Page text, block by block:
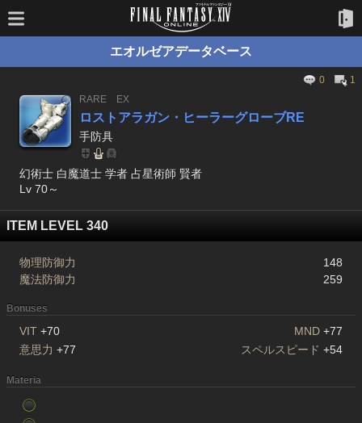
エオルゼアデータベース
0
1
RARE
EX
ロストアラガン・ヒーラーグローブRE
手防具
幻術士 白魔道士 学者 占星術師 賢者
Lv 70～
ITEM LEVEL 340
物理防御力
148
魔法防御力
259
Bonuses
VIT +70 MND +77
意思力 +77 スペルスピード +54
Materia